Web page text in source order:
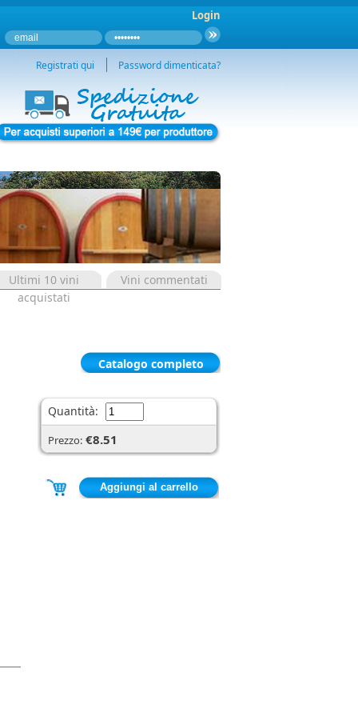
Login
Password dimenticata?
Registrati qui
Ultimi 10 vini
acquistati
Vini commentati
Catalogo completo
Quantità:
Prezzo: €8.51